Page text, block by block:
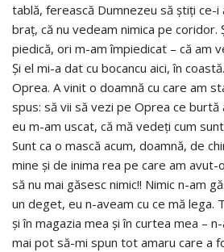
tablă, ferească Dumnezeu să ştiţi ce-i
braţ, că nu vedeam nimica pe coridor.
piedică, ori m-am împiedicat – că am
Şi el mi-a dat cu bocancu aici, în
Oprea. A vinit o doamnă cu care am
spus: să vii să vezi pe Oprea ce burtă
eu m-am uscat, că mă vedeţi cum
Sunt ca o mască acum, doamnă, de
mine şi de inima rea pe care am avut-
să nu mai găsesc nimic!! Nimic n-am
un deget, eu n-aveam cu ce mă lega.
şi în magazia mea şi în curtea mea –
mai pot să-mi spun tot amaru care a